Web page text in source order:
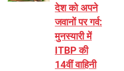
देश को अपने
जवानों पर गर्व:
मुनस्यारी में
ITBP की
14वीं वाहिनी